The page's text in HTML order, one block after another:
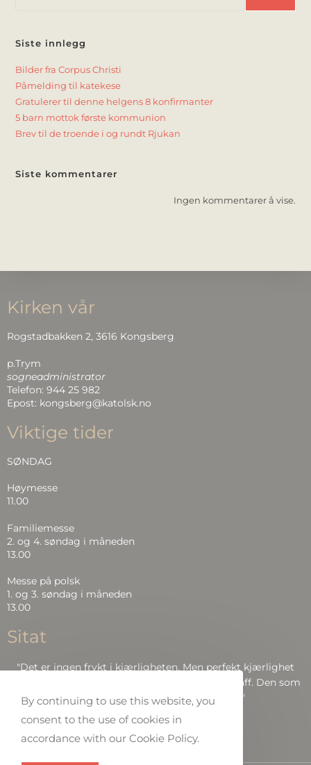
Siste innlegg
Bilder fra Corpus Christi
Påmelding til katekese
Gratulerer til denne helgens 8 konfirmanter
5 barn mottok første kommunion
Brev til de troende i og rundt Rjukan
Siste kommentarer
Ingen kommentarer å vise.
Kirken vår
Rogstadbakken 2, 3616 Kongsberg
p.Trym
sogneadministrator
Telefon: 944 25 982
Epost: kongsberg@katolsk.no
Viktige tider
SØNDAG
Høymesse
11.00
Familiemesse
2. og 4. søndag i måneden
13.00
Messe på polsk
1. og 3. søndag i måneden
13.00
Sitat
"Det er ingen frykt i kjærligheten. Men perfekt kjærlighet
driver frykten ut, fordi frykt har å gjøre med straff. Den som
frykter, blir ikke perfekt i kjærlighet.."
Bibelen: Joh 4:18
By continuing to use this website, you
consent to the use of cookies in
accordance with our Cookie Policy.